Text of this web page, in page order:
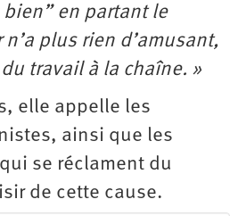
en partant le
plus rien d’amusant,
travail à la chaîne. »
elle appelle les
ainsi que les
se réclament du
de cette cause.